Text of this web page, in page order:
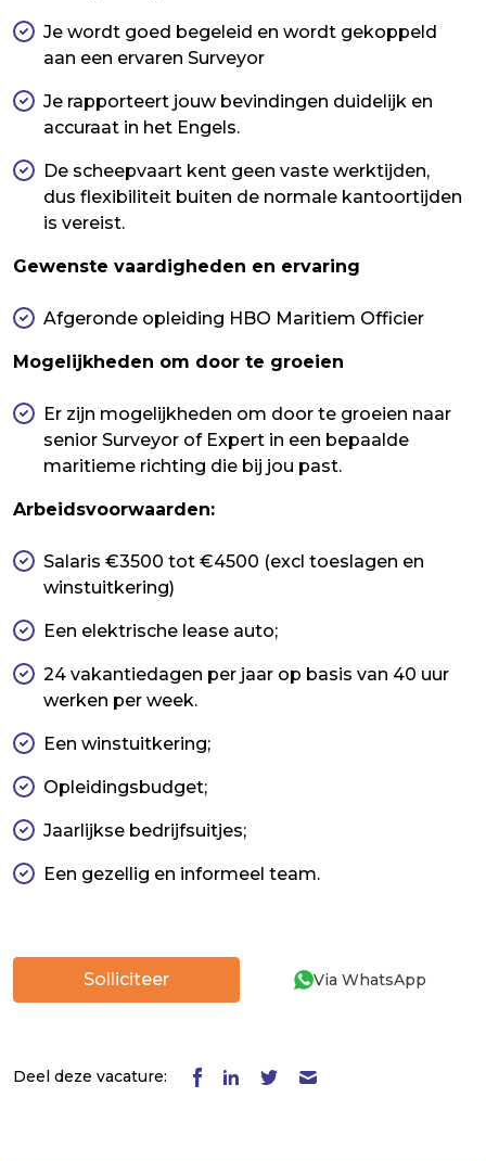
Je wordt goed begeleid en wordt gekoppeld
aan een ervaren Surveyor
Je rapporteert jouw bevindingen duidelijk en
accuraat in het Engels.
De scheepvaart kent geen vaste werktijden,
dus flexibiliteit buiten de normale kantoortijden
is vereist.
Gewenste vaardigheden en ervaring
Afgeronde opleiding HBO Maritiem Officier
Mogelijkheden om door te groeien
Er zijn mogelijkheden om door te groeien naar
senior Surveyor of Expert in een bepaalde
maritieme richting die bij jou past.
Arbeidsvoorwaarden:
Salaris €3500 tot €4500 (excl toeslagen en
winstuitkering)
Een elektrische lease auto;
24 vakantiedagen per jaar op basis van 40 uur
werken per week.
Een winstuitkering;
Opleidingsbudget;
Jaarlijkse bedrijfsuitjes;
Een gezellig en informeel team.
Solliciteer Via WhatsApp
Deel deze vacature: